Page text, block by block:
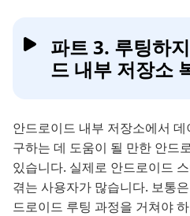
파트 3. 루팅하
드 내부 저장소
안드로이드 내부 저장소에서
구하는 데 도움이 될 만한 안드
있습니다. 실제로 안드로이드
겪는 사용자가 많습니다. 보통
드로이드 루팅 과정을 거쳐야